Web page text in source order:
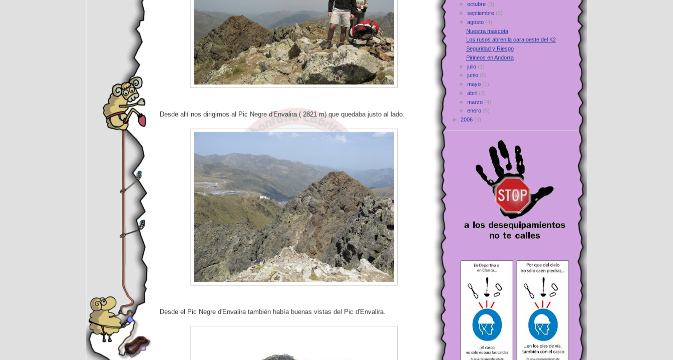
Desde allí nos dirigimos al Pic Negre d'Envalira ( 2821 m) que quedaba justo al lado.
Desde el Pic Negre d'Envalira también había buenas vistas del Pic d'Envalira.
►octubre (3)
►septiembre (2)
▼agosto (4)
Nuestra mascota
Los rusos abren la cara oeste del K2
Seguridad y Riesgo
Pirineos en Andorra
►julio (1)
►junio (6)
►mayo (1)
►abril (3)
►marzo (4)
►enero (5)
► 2006 (9)